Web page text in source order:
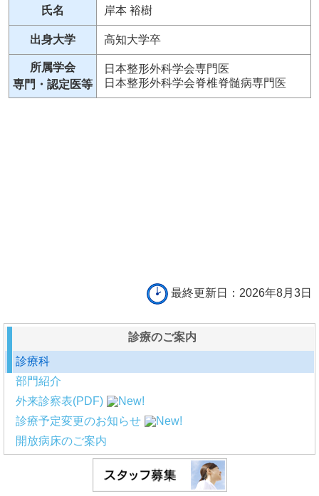
氏名 岸本 裕樹
出身大学 高知大学卒
所属学会
専門・認定医等
日本整形外科学会専門医
日本整形外科学会脊椎脊髄病専門医
最終更新日：2026年8月3日
診療のご案内
診療科
部門紹介
外来診察表(PDF)
診療予定変更のお知らせ
開放病床のご案内